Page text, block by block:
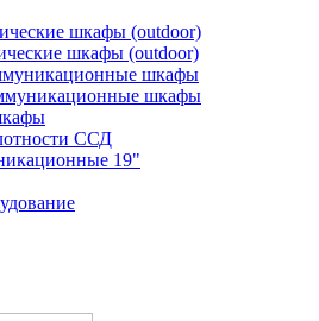
шкафы (outdoor)
шкафы (outdoor)
шкафы
шкафы
ССД
19"